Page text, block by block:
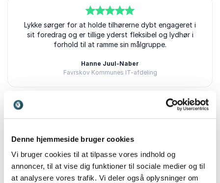
Denne hjemmeside bruger cookies
Vi bruger cookies til at tilpasse vores indhold og
annoncer, til at vise dig funktioner til sociale medier og til
at analysere vores trafik. Vi deler også oplysninger om
5ud af5
Lykke sørger for at holde tilhørerne dybt engageret i
sit foredrag og er tillige yderst fleksibel og lydhør i
forhold til at ramme sin målgruppe.
Hanne Juul-Naber
Favrskov Kommunes IT-afdeling
Mads Vistisen
Holstebro Gymnasium og HF
Bedømt5.00 /5 baseret på2kundeanmeldelser